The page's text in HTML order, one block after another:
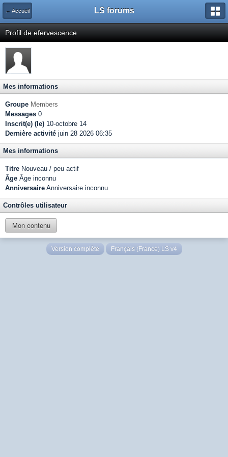
← Accueil LS forums
Profil de efervescence
Mes informations
Groupe Members
Messages 0
Inscrit(e) (le) 10-octobre 14
Dernière activité juin 28 2026 06:35
Mes informations
Titre Nouveau / peu actif
Âge Âge inconnu
Anniversaire Anniversaire inconnu
Contrôles utilisateur
Mon contenu
Version complète Français (France) LS v4